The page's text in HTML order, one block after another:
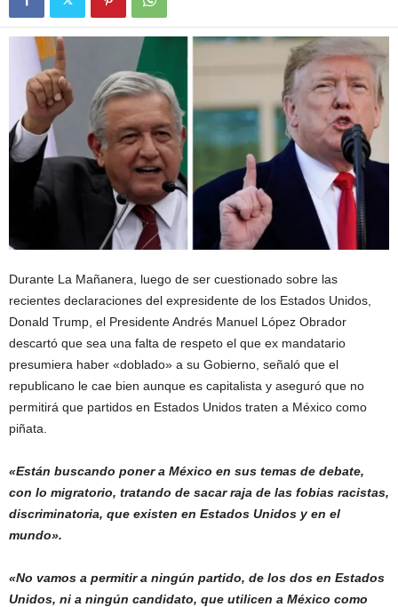
Durante La Mañanera, luego de ser cuestionado sobre las
recientes declaraciones del expresidente de los Estados Unidos,
Donald Trump, el Presidente Andrés Manuel López Obrador
descartó que sea una falta de respeto el que ex mandatario
presumiera haber «doblado» a su Gobierno, señaló que el
republicano le cae bien aunque es capitalista y aseguró que no
permitirá que partidos en Estados Unidos traten a México como
piñata.
«Están buscando poner a México en sus temas de debate,
con lo migratorio, tratando de sacar raja de las fobias racistas,
discriminatoria, que existen en Estados Unidos y en el
mundo».
«No vamos a permitir a ningún partido, de los dos en Estados
Unidos, ni a ningún candidato, que utilicen a México como